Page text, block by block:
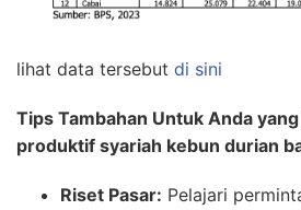
lihat data tersebut di sini
Tips Tambahan Untuk Anda
produktif syariah kebun durian
Riset Pasar: Pelajari